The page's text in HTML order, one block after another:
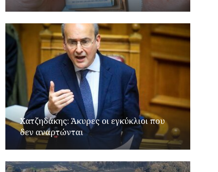
Xατζηδάκης: Άκυρες οι εγκύκλιοι που
δεν αναρτώνται